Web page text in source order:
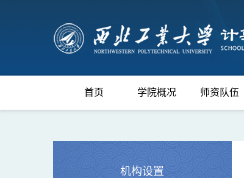
首页 学院概况 师资队伍
机构设置